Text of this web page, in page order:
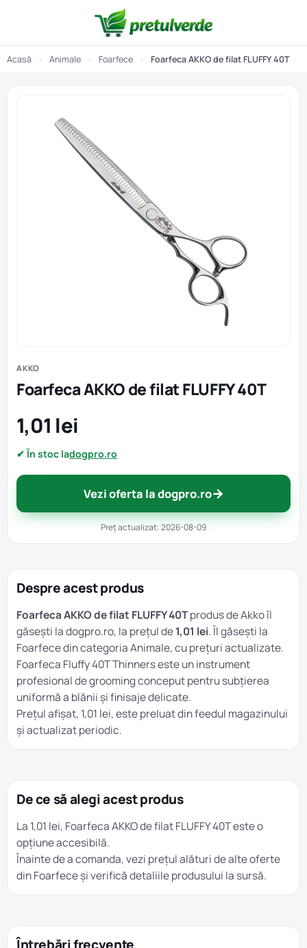
Acasă › Animale › Foarfece › Foarfeca AKKO de filat FLUFFY 40T
AKKO
Foarfeca AKKO de filat FLUFFY 40T
1,01 lei
✔ În stoc ladogpro.ro
Vezi oferta la dogpro.ro→
Preț actualizat: 2026-08-09
Despre acest produs
Foarfeca AKKO de filat FLUFFY 40Tprodus de Akko îl
găsești la dogpro.ro, la prețul de1,01 lei. Îl găsești la
Foarfecedin categoriaAnimale, cu prețuri actualizate.
Foarfeca Fluffy 40T Thinners este un instrument
profesional de grooming conceput pentru subțierea
uniformă a blănii și finisaje delicate.
Prețul afișat, 1,01 lei, este preluat din feedul magazinului
și actualizat periodic.
De ce să alegi acest produs
La 1,01 lei, Foarfeca AKKO de filat FLUFFY 40T este o
opțiune accesibilă.
Înainte de a comanda, vezi prețul alături de alte oferte
dinFoarfeceși verifică detaliile produsului la sursă.